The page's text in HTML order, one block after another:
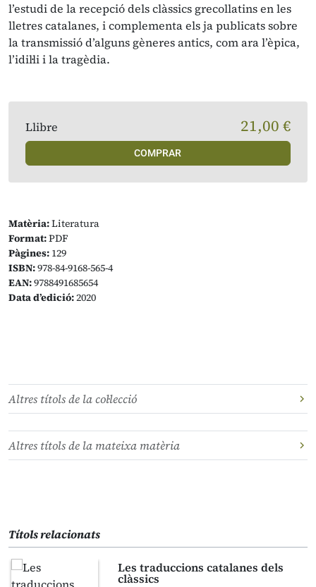
l’estudi de la recepció dels clàssics grecollatins en les
lletres catalanes, i complementa els ja publicats sobre
la transmissió d’alguns gèneres antics, com ara l’èpica,
l’idil·li i la tragèdia.
Matèria:Literatura
Format:PDF
Pàgines: 129
ISBN:978-84-9168-565-4
EAN:9788491685654
Data d’edició:2020
Llibre 21,00 €
COMPRAR
Altres títols de la col·lecció
Altres títols de la mateixa matèria
Títols relacionats
Les traduccions catalanes dels
clàssics